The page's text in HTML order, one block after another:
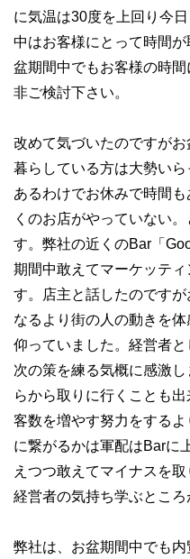
に気温は30度を上回り今
中はお客様にとって時間
盆期間中でもお客様の時
非ご検討下さい。
改めて気づいたのですが
暮らしている方は大勢い
あるわけでお休みで時間
くのお店がやっていない
す。弊社の近くのBar「
期間中敢えてマーケッテ
す。店主と話したのです
なるより街の人の動きを
仰っていました。経営者
次の策を練る気概に感激
らから取りに行くことも
客数を増やす努力をする
に繋がるかは軍配はBarに
えつつ敢えてマイナスを
経営者の気持ち学ぶところ
弊社は、お盆期間中でも内